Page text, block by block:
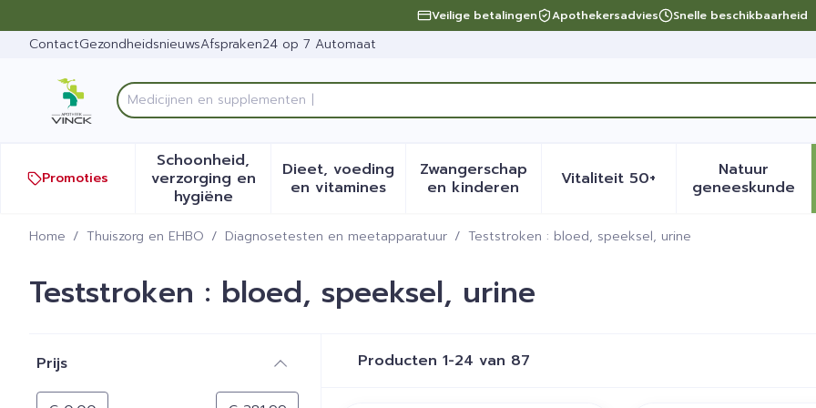
Veilige betalingen Apothekersadvies Snelle beschikbaarheid
ContactGezondheidsnieuwsAfspraken24 op 7 Automaat
Product, merk, categorie...
Promoties
Schoonheid,
verzorging en
hygiëneToon submenu voor Schoonheid, verzorging en hygiëne categorie
Dieet, voeding
en vitamines
Toon submenu voor Dieet, voeding en vitamines categorie
Zwangerschap
en kinderenToon submenu voor Zwangerschap en
Vitaliteit 50+Toon submenu voor
Natuur
geneeskunde
Toon
Home / Thuiszorg en EHBO / Diagnosetesten en meetapparatuur / Teststroken : bloed, speeksel, urine
Teststroken : bloed, speeksel, urine
Prijs
Producten 1-24 van 87